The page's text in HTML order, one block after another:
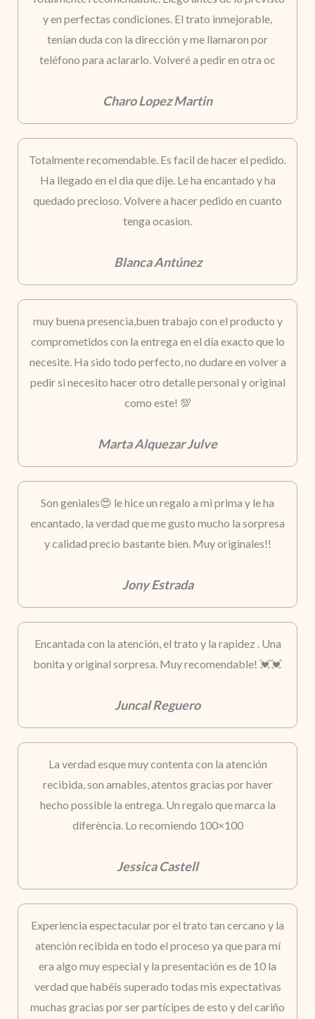
y en perfectas condiciones. El trato inmejorable,
tenían duda con la dirección y me llamaron por
teléfono para aclararlo. Volveré a pedir en otra oc
Charo Lopez Martin
Totalmente recomendable. Es facil de hacer el pedido.
Ha llegado en el dia que dije. Le ha encantado y ha
quedado precioso. Volvere a hacer pedido en cuanto
tenga ocasion.
Blanca Antúnez
muy buena presencia,buen trabajo con el producto y
comprometidos con la entrega en el día exacto que lo
necesite. Ha sido todo perfecto, no dudare en volver a
pedir si necesito hacer otro detalle personal y original
como este! 💯
Marta Alquezar Julve
Son geniales😍 le hice un regalo a mi prima y le ha
encantado, la verdad que me gusto mucho la sorpresa
y calidad precio bastante bien. Muy originales!!
Jony Estrada
Encantada con la atención, el trato y la rapidez . Una
bonita y original sorpresa. Muy recomendable! 💓💓
Juncal Reguero
La verdad esque muy contenta con la atención
recibida, son amables, atentos gracias por haver
hecho possible la entrega. Un regalo que marca la
diferència. Lo recomiendo 100×100
Jessica Castell
Experiencia espectacular por el trato tan cercano y la
atención recibida en todo el proceso ya que para mí
era algo muy especial y la presentación es de 10 la
verdad que habéis superado todas mis expectativas
muchas gracias por ser partícipes de esto y del cariño